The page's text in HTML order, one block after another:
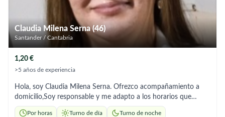
Claudia Milena Serna (46)
Santander / Cantabria
1,20 €
>5 años de experiencia
Hola, soy Claudia Milena Serna. Ofrezco acompañamiento a
domicilio,Soy responsable y me adapto a los horarios que
necesites.”
Por horas Turno de día Turno de noche